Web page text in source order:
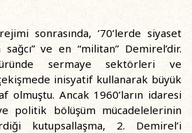
sonrasında, ’70’lerde siyaset
ve en “militan” Demirel’dir.
sermaye sektörleri ve
inisyatif kullanarak büyük
olmuştu. Ancak 1960’ların idaresi
politik bölüşüm mücadelelerinin
kutupsallaşma, 2. Demirel’i